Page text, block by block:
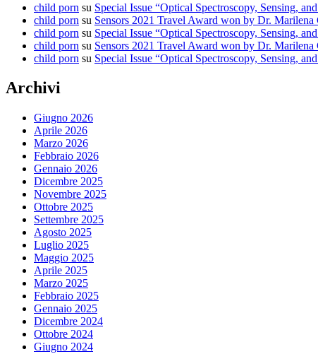
child porn su Special Issue “Optical Spectroscopy, Sensing,
child porn su Sensors 2021 Travel Award won by Dr.
child porn su Special Issue “Optical Spectroscopy, Sensing,
child porn su Sensors 2021 Travel Award won by Dr.
child porn su Special Issue “Optical Spectroscopy, Sensing,
Archivi
Giugno 2026
Aprile 2026
Marzo 2026
Febbraio 2026
Gennaio 2026
Dicembre 2025
Novembre 2025
Ottobre 2025
Settembre 2025
Agosto 2025
Luglio 2025
Maggio 2025
Aprile 2025
Marzo 2025
Febbraio 2025
Gennaio 2025
Dicembre 2024
Ottobre 2024
Giugno 2024